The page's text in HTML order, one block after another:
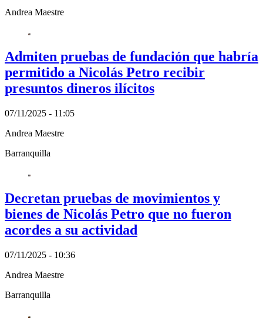
Andrea Maestre
Admiten pruebas de fundación que habría
permitido a Nicolás Petro recibir
presuntos dineros ilícitos
07/11/2025 - 11:05
Andrea Maestre
Barranquilla
Decretan pruebas de movimientos y
bienes de Nicolás Petro que no fueron
acordes a su actividad
07/11/2025 - 10:36
Andrea Maestre
Barranquilla